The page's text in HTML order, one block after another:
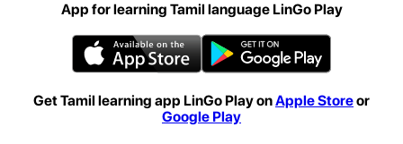
App for learning Tamil language LinGo Play
Get Tamil learning app LinGo Play onApple Storeor
Google Play